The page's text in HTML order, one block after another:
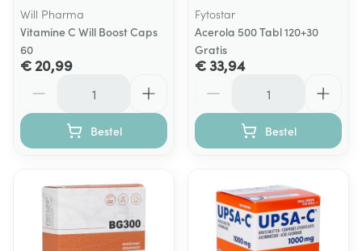
Will Pharma
Vitamine C Will Boost Caps
60
€ 20,99
Bestel
Fytostar
Acerola 500 Tabl 120+30
Gratis
€ 33,94
Bestel